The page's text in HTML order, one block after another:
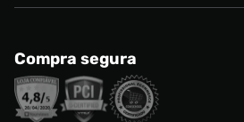
Compra segura